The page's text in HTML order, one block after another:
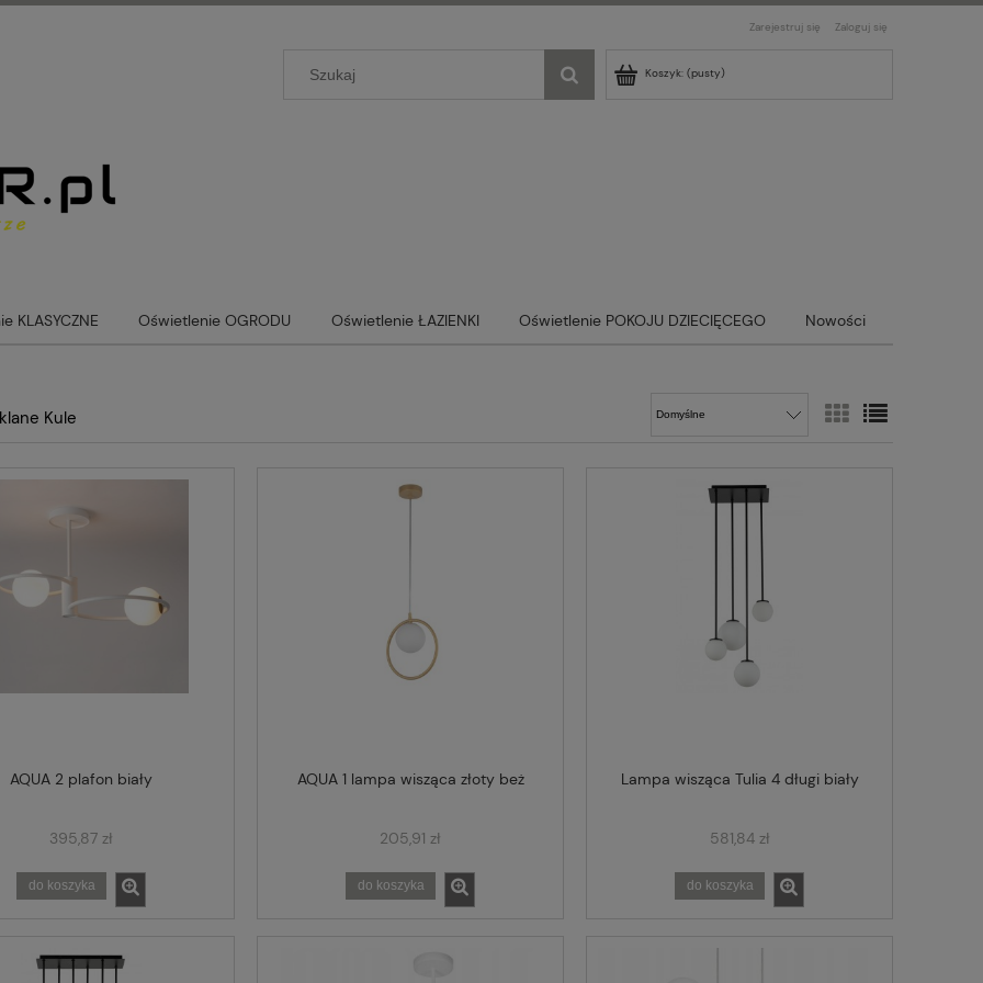
Zarejestruj się Zaloguj się
Koszyk: (pusty)
KLASYCZNE Oświetlenie OGRODU Oświetlenie ŁAZIENKI Oświetlenie POKOJU DZIECIĘCEGO Nowości
Kule
AQUA 2 plafon biały
395,87 zł
do koszyka
AQUA 1 lampa wisząca złoty beż
205,91 zł
do koszyka
Lampa wisząca Tulia 4 długi biały
581,84 zł
do koszyka